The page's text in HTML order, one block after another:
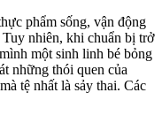
phẩm sống, vận động
nhiên, khi chuẩn bị trở
một sinh linh bé bỏng
những thói quen của
tệ nhất là sảy thai. Các